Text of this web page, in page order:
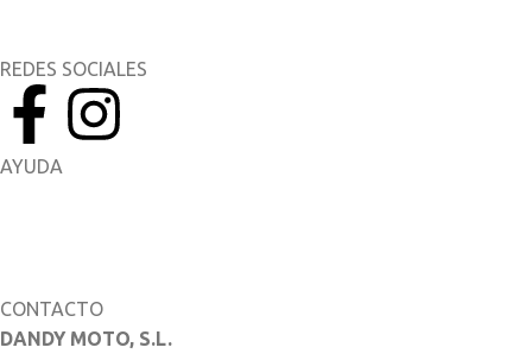
REDES SOCIALES
AYUDA
CONTACTO
DANDY MOTO, S.L.